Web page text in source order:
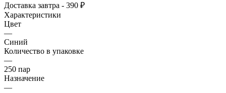
Доставка завтра - 390 ₽
Характеристики
Цвет
—
Синий
Количество в упаковке
—
250 пар
Назначение
—